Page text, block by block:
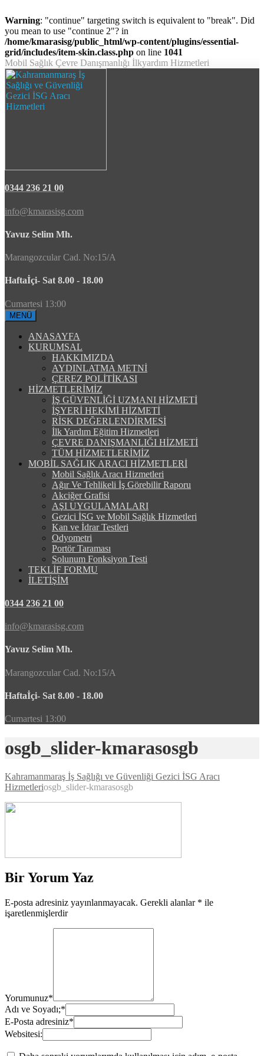
Warning: "continue" targeting switch is equivalent to "break". Did
you mean to use "continue 2"? in
/home/kmarasisg/public_html/wp-content/plugins/essential-
grid/includes/item-skin.class.php on line 1041
Mobil Sağlık Çevre Danışmanlığı İlkyardım Hizmetleri
0344 236 21 00
info@kmarasisg.com
Yavuz Selim Mh.
Marangozcular Cad. No:15/A
Haftaİçi- Sat 8.00 - 18.00
Cumartesi 13:00
MENÜ
ANASAYFA
KURUMSAL
HAKKIMIZDA
AYDINLATMA METNİ
ÇEREZ POLİTİKASI
HİZMETLERİMİZ
İŞ GÜVENLİĞİ UZMANI HİZMETİ
İŞYERİ HEKİMİ HİZMETİ
RİSK DEĞERLENDİRMESİ
İlk Yardım Eğitim Hizmetleri
ÇEVRE DANIŞMANLIĞI HİZMETİ
TÜM HİZMETLERİMİZ
MOBİL SAĞLIK ARACI HİZMETLERİ
Mobil Sağlık Aracı Hizmetleri
Ağır Ve Tehlikeli İş Görebilir Raporu
Akciğer Grafisi
AŞI UYGULAMALARI
Gezici İSG ve Mobil Sağlık Hizmetleri
Kan ve İdrar Testleri
Odyometri
Portör Taraması
Solunum Fonksiyon Testi
TEKLİF FORMU
İLETİŞİM
0344 236 21 00
info@kmarasisg.com
Yavuz Selim Mh.
Marangozcular Cad. No:15/A
Haftaİçi- Sat 8.00 - 18.00
Cumartesi 13:00
osgb_slider-kmarasosgb
Kahramanmaraş İş Sağlığı ve Güvenliği Gezici İSG Aracı
Hizmetleriosgb_slider-kmarasosgb
Bir Yorum Yaz
E-posta adresiniz yayınlanmayacak. Gerekli alanlar * ile
işaretlenmişlerdir
Yorumunuz*
Adı ve Soyadı;*
E-Posta adresiniz*
Websitesi: